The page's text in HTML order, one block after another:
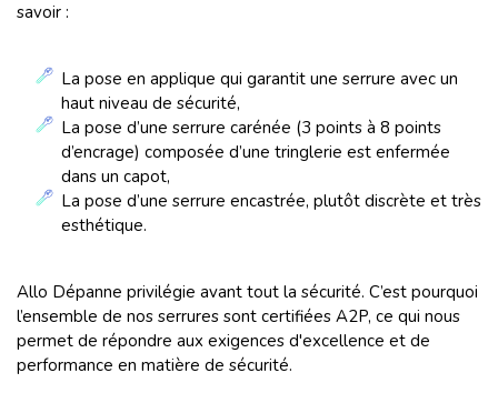
savoir :
La pose en applique qui garantit une serrure avec un
haut niveau de sécurité,
La pose d’une serrure carénée (3 points à 8 points
d’encrage) composée d’une tringlerie est enfermée
dans un capot,
La pose d’une serrure encastrée, plutôt discrète et très
esthétique.
Allo Dépanne privilégie avant tout la sécurité. C’est pourquoi
l’ensemble de nos serrures sont certifiées A2P, ce qui nous
permet de répondre aux exigences d'excellence et de
performance en matière de sécurité.